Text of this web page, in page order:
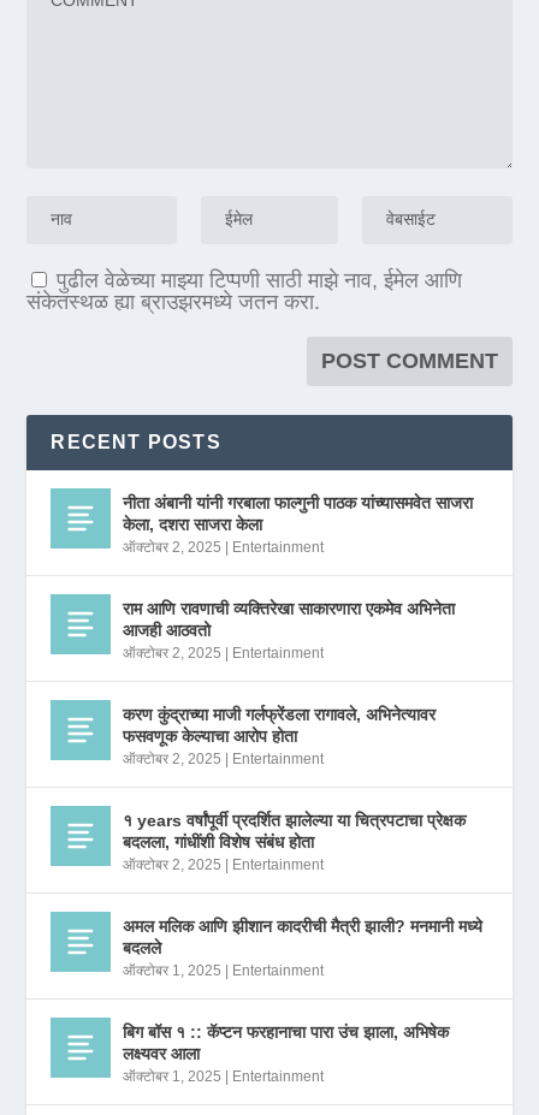
पुढील वेळेच्या माझ्या टिप्पणी साठी माझे नाव, ईमेल आणि
संकेतस्थळ ह्या ब्राउझरमध्ये जतन करा.
RECENT POSTS
नीता अंबानी यांनी गरबाला फाल्गुनी पाठक यांच्यासमवेत साजरा
केला, दशरा साजरा केला
ऑक्टोबर 2, 2025 Entertainment
राम आणि रावणाची व्यक्तिरेखा साकारणारा एकमेव अभिनेता
आजही आठवतो
ऑक्टोबर 2, 2025 Entertainment
करण कुंद्राच्या माजी गर्लफ्रेंडला रागावले, अभिनेत्यावर
फसवणूक केल्याचा आरोप होता
ऑक्टोबर 2, 2025 Entertainment
१ years वर्षांपूर्वी प्रदर्शित झालेल्या या चित्रपटाचा प्रेक्षक
बदलला, गांधींशी विशेष संबंध होता
ऑक्टोबर 2, 2025 Entertainment
अमल मलिक आणि झीशान कादरीची मैत्री झाली? मनमानी मध्ये
बदलले
ऑक्टोबर 1, 2025 Entertainment
बिग बॉस १ :: कॅप्टन फरहानाचा पारा उंच झाला, अभिषेक
लक्ष्यवर आला
ऑक्टोबर 1, 2025 Entertainment